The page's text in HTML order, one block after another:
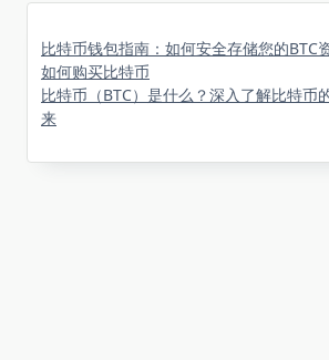
比特币钱包指南：如何安全存储您的BTC
如何购买比特币
比特币（BTC）是什么？深入了解比特币
来